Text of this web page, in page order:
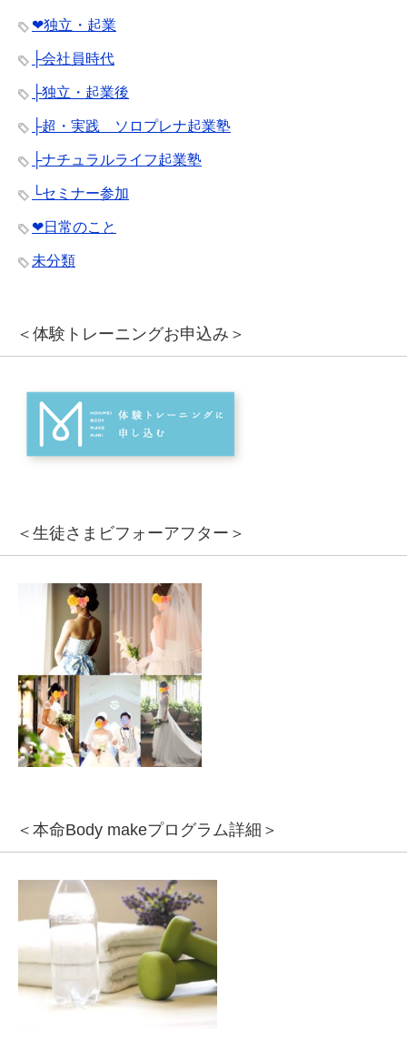
❤︎独立・起業
├会社員時代
├独立・起業後
├超・実践 ソロプレナ起業塾
├ナチュラルライフ起業塾
└セミナー参加
❤︎日常のこと
未分類
＜体験トレーニングお申込み＞
＜生徒さまビフォーアフター＞
＜本命Body makeプログラム詳細＞